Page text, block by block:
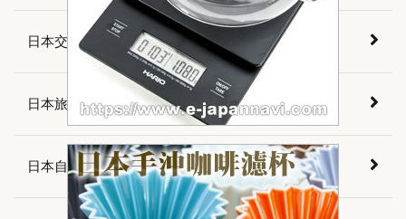
日本交通資訊
日本旅遊資訊
日本自由旅行